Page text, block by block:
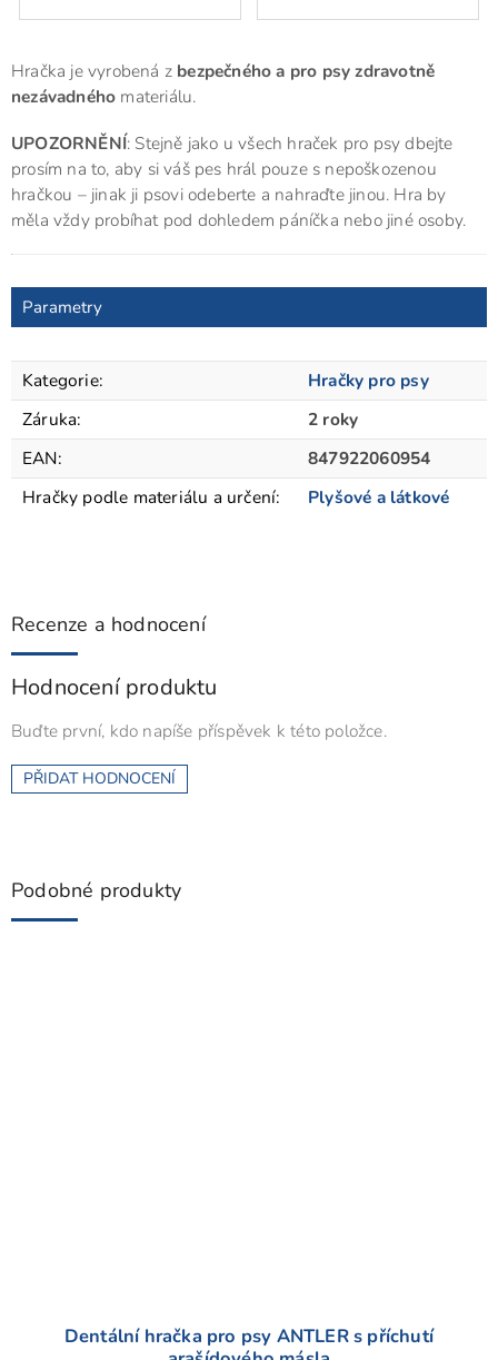
Hračka je vyrobená z bezpečného a pro psy zdravotně
nezávadného materiálu.
UPOZORNĚNÍ: Stejně jako u všech hraček pro psy dbejte
prosím na to, aby si váš pes hrál pouze s nepoškozenou
hračkou – jinak ji psovi odeberte a nahraďte jinou. Hra by
měla vždy probíhat pod dohledem páníčka nebo jiné osoby.
Parametry
Kategorie:
Hračky pro psy
Záruka:
2 roky
EAN:
847922060954
Hračky podle materiálu a určení: Plyšové a látkové
Recenze a hodnocení
Hodnocení produktu
Buďte první, kdo napíše příspěvek k této položce.
PŘIDAT HODNOCENÍ
Podobné produkty
Dentální hračka pro psy ANTLER s příchutí